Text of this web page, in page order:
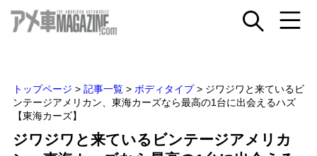
トップページ > 記事一覧 > ボディタイプ > ジワジワと来ているビ
ンテージアメリカン、東海カーズなら最高の1台に出会えるハズ
【東海カーズ】
ジワジワと来ているビンテージアメリカ